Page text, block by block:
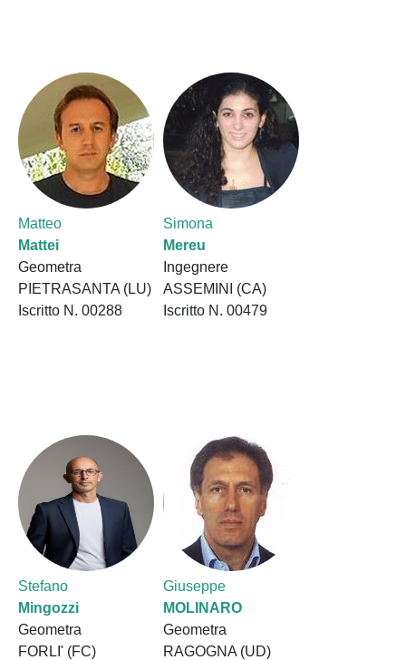
Matteo
Mattei
Geometra
PIETRASANTA (LU)
Iscritto N. 00288
Simona
Mereu
Ingegnere
ASSEMINI (CA)
Iscritto N. 00479
Stefano
Mingozzi
Geometra
FORLI' (FC)
Giuseppe
MOLINARO
Geometra
RAGOGNA (UD)